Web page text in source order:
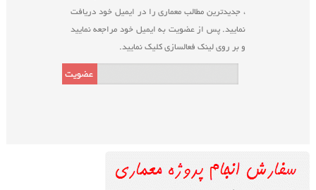
، جدیدترین مطالب معماری را در ایمیل خود دریافت
نمایید. پس از عضویت به ایمیل خود مراجعه نمایید
و بر روی لینک فعالسازی کلیک نمایید.